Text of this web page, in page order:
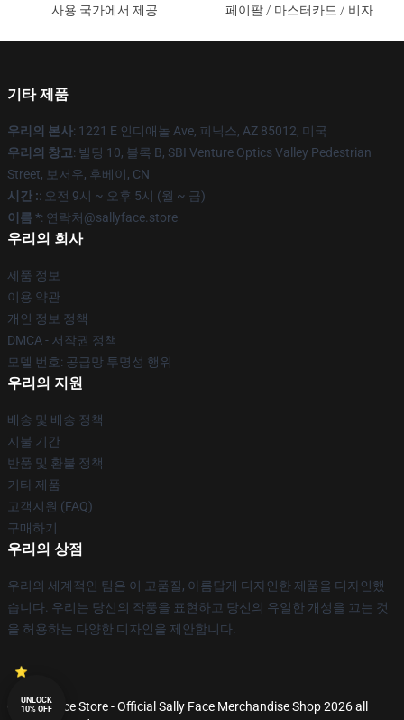
사용 국가에서 제공
페이팔 / 마스터카드 / 비자
기타 제품
우리의 본사: 1221 E 인디애놀 Ave, 피닉스, AZ 85012, 미국
우리의 창고: 빌딩 10, 블록 B, SBI Venture Optics Valley Pedestrian
Street, 보저우, 후베이, CN
시간 :: 오전 9시 ~ 오후 5시 (월 ~ 금)
이름 *: 연락처@sallyface.store
우리의 회사
제품 정보
이용 약관
개인 정보 정책
DMCA - 저작권 정책
모델 번호: 공급망 투명성 행위
우리의 지원
배송 및 배송 정책
지불 기간
반품 및 환불 정책
기타 제품
고객지원 (FAQ)
구매하기
우리의 상점
우리의 세계적인 팀은 이 고품질, 아름답게 디자인한 제품을 디자인했
습니다. 우리는 당신의 작풍을 표현하고 당신의 유일한 개성을 끄는 것
을 허용하는 다양한 디자인을 제안합니다.
© Sally Face Store - Official Sally Face Merchandise Shop 2026 all
UNLOCK
10% OFF